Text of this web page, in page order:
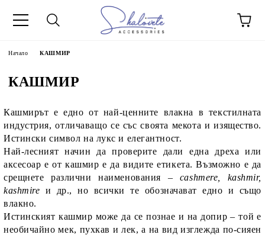
Начало КАШМИР
КАШМИР
Кашмирът е едно от най-ценните влакна в текстилната
индустрия, отличаващо се със своята мекота и изящество.
Истински символ на лукс и елегантност.
Най-лесният начин да проверите дали една дреха или
аксесоар е от кашмир е да видите етикета. Възможно е да
срещнете различни наименования – cashmere, kashmir,
kashmire и др., но всички те обозначават едно и също
влакно.
Истинският кашмир може да се познае и на допир – той е
необичайно мек, пухкав и лек, а на вид изглежда по-сияен